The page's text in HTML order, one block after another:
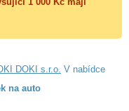
DOKI s.r.o. V nabídce
na auto